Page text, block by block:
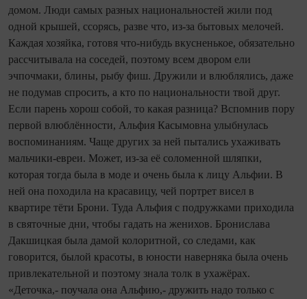
домом. Люди самых разных на­цио­наль­ностей жили под
одной крышей, ссорясь, разве что, из‑за бытовых мелочей.
Каждая хозяйка, готовя что‑нибудь вкусненькое, обязательно
рассчитывала на соседей, поэтому всем двором ели
эчпочмаки, блины, рыбу фиш. Дружили и влюб­лялись, даже
не подумав спросить, а кто по на­цио­наль­ности твой друг.
Если парень хорош собой, то какая разница? Вспо­мнив пору
первой влюб­лённости, Альфия Касымовна улыбнулась
воспоминаниям. Чаще других за ней пытались ухаживать
мальчики‑евреи. Может, из‑за её соломенной шляпки,
которая то­гда была в моде и очень была к лицу Альфии. В
ней она походила на красавицу, чей порт­рет висел в
квартире тёти Брони. Туда Альфия с по­дружками приходила
в святочные дни, чтобы гадать на женихов. Бронислава
Дакшицкая была дамой колоритной, со следами, как
говорится, былой красоты, в юности наверняка была очень
привлекательной и поэтому знала толк в ухажёрах.
«Деточка,- поучала она Альфию,- дружить надо только с